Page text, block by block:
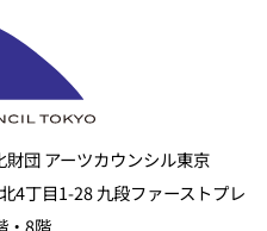
団 アーツカウンシル東京
4丁目1-28 九段ファーストプレ
・8階